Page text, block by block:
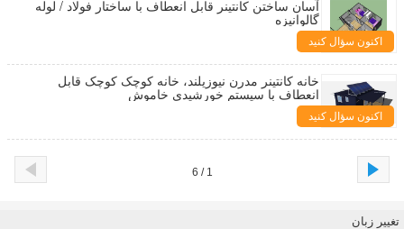
آسان ساختن کانتینر قابل انعطاف با ساختار فولاد / لوله
گالوانیزه
اکنون سؤال کنید
خانه کانتینر مدرن نیوزیلند، خانه کوچک کوچک قابل
انعطاف با سیستم خورشیدی خاموش
اکنون سؤال کنید
1 / 6
تغییر زبان